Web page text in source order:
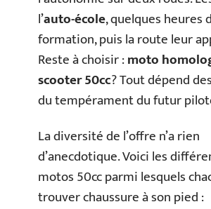
l’auto-école, quelques heures
formation, puis la route leur
Reste à choisir :moto
scooter 50cc? Tout dépend
du tempérament du futur
La diversité de l’offre n’a rien
d’anecdotique. Voici les
motos 50cc parmi lesquels
trouver chaussure à son pied :